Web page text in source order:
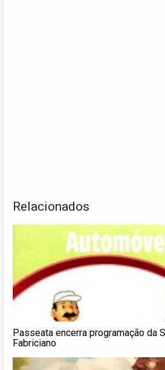
Relacionados
Passeata encerra programação da
Fabriciano